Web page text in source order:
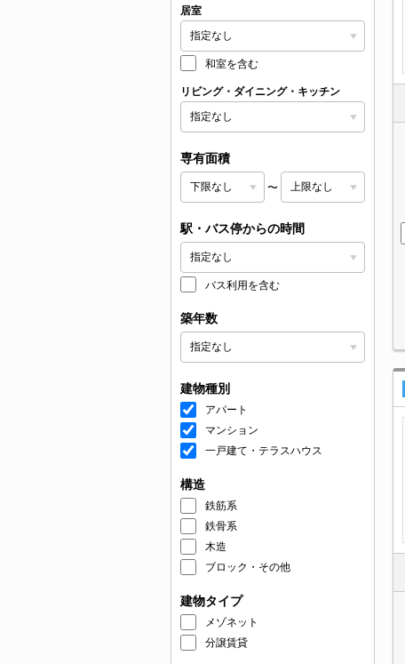
居室
和室を含む
リビング・ダイニング・キッチン
専有面積
〜
駅・バス停からの時間
バス利用を含む
築年数
建物種別
アパート
マンション
一戸建て・テラスハウス
構造
鉄筋系
鉄骨系
木造
ブロック・その他
建物タイプ
メゾネット
分譲賃貸